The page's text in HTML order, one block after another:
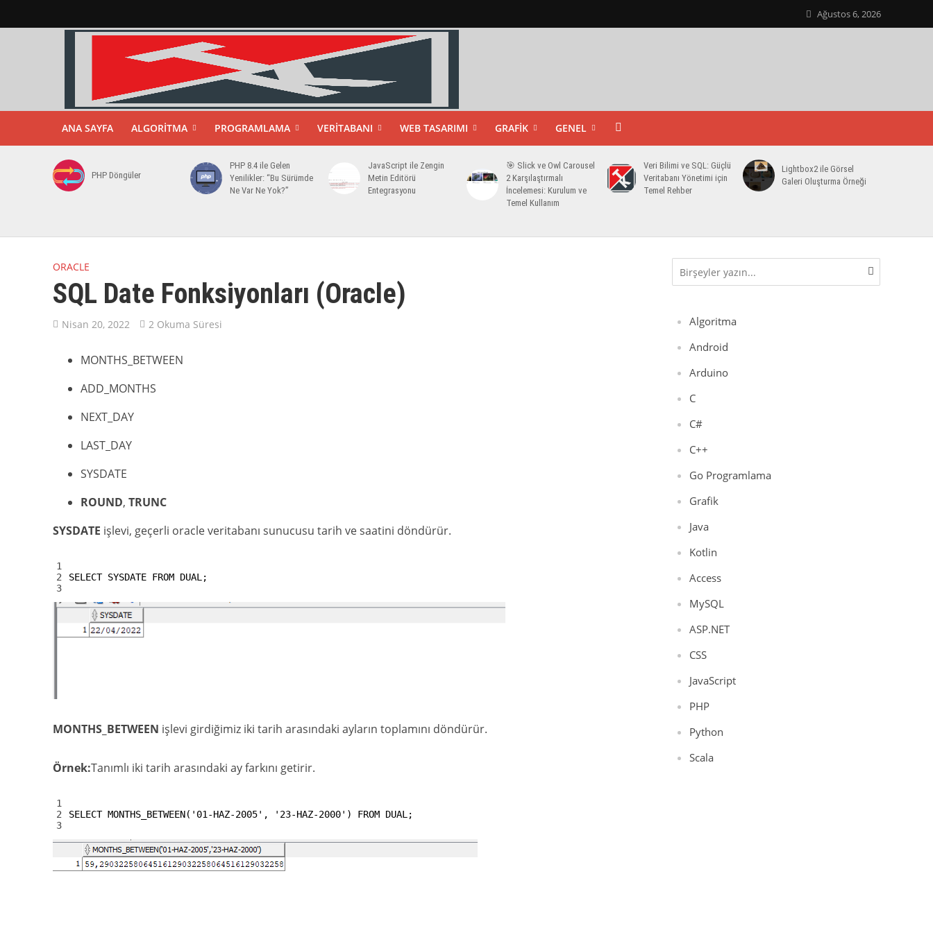
Ağustos 6, 2026
ANA SAYFA ALGORITMA PROGRAMLAMA VERITABANI WEB TASARIMI GRAFIK GENEL
PHP Döngüler
PHP 8.4 ile Gelen
Yenilikler: “Bu Sürümde
Ne Var Ne Yok?”
JavaScript ile Zengin
Metin Editörü
Entegrasyonu
🎯 Slick ve Owl Carousel
2 Karşılaştırmalı
İncelemesi: Kurulum ve
Temel Kullanım
Veri Bilimi ve SQL: Güçlü
Veritabanı Yönetimi için
Temel Rehber
Lightbox2 ile Görsel
Galeri Oluşturma Örneği
ORACLE
SQL Date Fonksiyonları (Oracle)
Nisan 20, 2022 2 Okuma Süresi
MONTHS_BETWEEN
ADD_MONTHS
NEXT_DAY
LAST_DAY
SYSDATE
ROUND, TRUNC
SYSDATE işlevi, geçerli oracle veritabanı sunucusu tarih ve saatini döndürür.
1
2
3
SELECT SYSDATE FROM DUAL ;
MONTHS_BETWEEN işlevi girdiğimiz iki tarih arasındaki ayların toplamını döndürür.
Örnek:Tanımlı iki tarih arasındaki ay farkını getirir.
1
2
3
SELECT MONTHS_BETWEEN( '01-HAZ-2005' , '23-HAZ-2000' ) FROM DUAL ;
Algoritma
Android
Arduino
C
C#
C++
Go Programlama
Grafik
Java
Kotlin
Access
MySQL
ASP.NET
CSS
JavaScript
PHP
Python
Scala